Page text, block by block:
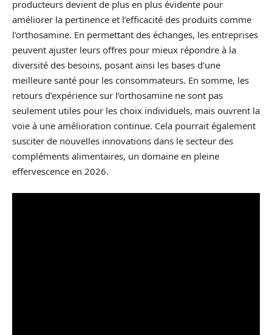
producteurs devient de plus en plus évidente pour
améliorer la pertinence et l’efficacité des produits comme
l’orthosamine. En permettant des échanges, les entreprises
peuvent ajuster leurs offres pour mieux répondre à la
diversité des besoins, posant ainsi les bases d’une
meilleure santé pour les consommateurs. En somme, les
retours d’expérience sur l’orthosamine ne sont pas
seulement utiles pour les choix individuels, mais ouvrent la
voie à une amélioration continue. Cela pourrait également
susciter de nouvelles innovations dans le secteur des
compléments alimentaires, un domaine en pleine
effervescence en 2026.